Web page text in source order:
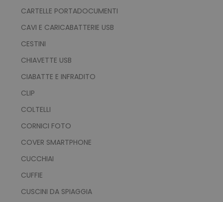
CARTELLE PORTADOCUMENTI
CAVI E CARICABATTERIE USB
CESTINI
CHIAVETTE USB
CIABATTE E INFRADITO
CLIP
COLTELLI
CORNICI FOTO
COVER SMARTPHONE
CUCCHIAI
CUFFIE
CUSCINI DA SPIAGGIA